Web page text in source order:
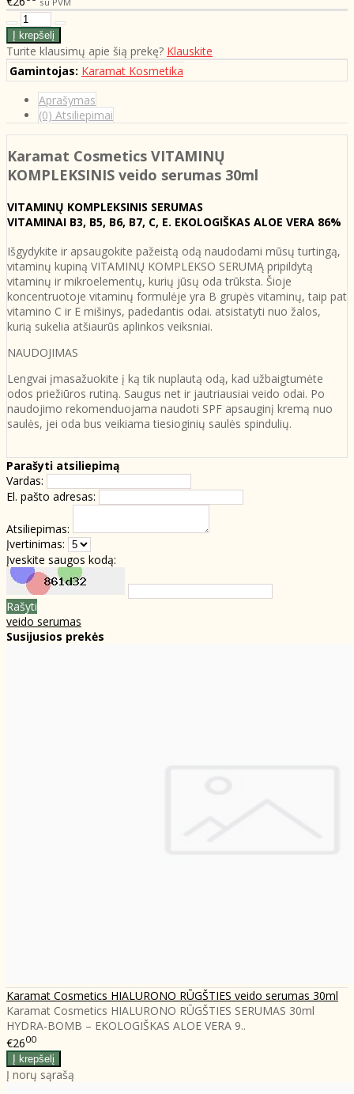
Turite klausimų apie šią prekę? Klauskite
Gamintojas: Karamat Kosmetika
Aprašymas
(0) Atsiliepimai
Karamat Cosmetics VITAMINŲ
KOMPLEKSINIS veido serumas 30ml
VITAMINŲ KOMPLEKSINIS SERUMAS
VITAMINAI B3, B5, B6, B7, C, E. EKOLOGIŠKAS ALOE VERA 86%
Išgydykite ir apsaugokite pažeistą odą naudodami mūsų turtingą,
vitaminų kupiną VITAMINŲ KOMPLEKSO SERUMĄ pripildytą
vitaminų ir mikroelementų, kurių jūsų oda trūksta. Šioje
koncentruotoje vitaminų formulėje yra B grupės vitaminų, taip pat
vitamino C ir E mišinys, padedantis odai. atsistatyti nuo žalos,
kurią sukelia atšiaurūs aplinkos veiksniai.
NAUDOJIMAS
Lengvai įmasažuokite į ką tik nuplautą odą, kad užbaigtumėte
odos priežiūros rutiną. Saugus net ir jautriausiai veido odai. Po
naudojimo rekomenduojama naudoti SPF apsauginį kremą nuo
saulės, jei oda bus veikiama tiesioginių saulės spindulių.
Parašyti atsiliepimą
Vardas:
El. pašto adresas:
Atsiliepimas:
Įvertinimas:
Įveskite saugos kodą:
Rašyti
veido serumas
Susijusios prekės
Karamat Cosmetics HIALURONO RŪGŠTIES veido serumas 30ml
Karamat Cosmetics HIALURONO RŪGŠTIES SERUMAS 30ml
HYDRA-BOMB – EKOLOGIŠKAS ALOE VERA 9..
€2600
Į norų sąrašą